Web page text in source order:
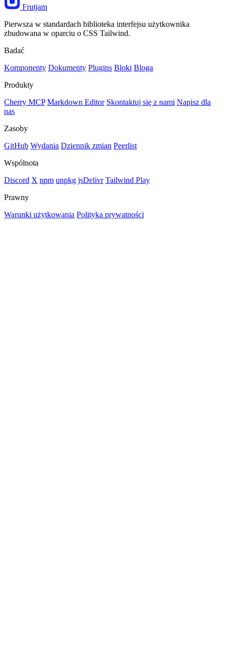
Frutjam
Pierwsza w standardach biblioteka interfejsu użytkownika
zbudowana w oparciu o CSS Tailwind.
Badać
Komponenty Dokumenty Plugins Bloki Bloga
Produkty
Cherry MCP Markdown Editor Skontaktuj się z nami Napisz dla
nas
Zasoby
GitHub Wydania Dziennik zmian Peerlist
Wspólnota
Discord X npm unpkg jsDelivr Tailwind Play
Prawny
Warunki użytkowania Polityka prywatności